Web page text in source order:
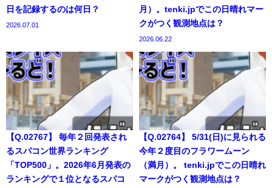
日を記録するのは何日？
2026.07.01
月）。tenki.jpでこの日晴れマー
クがつく観測地点は？
2026.06.22
【Q.02767】 毎年２回発表され
るスパコン世界ランキング
「TOP500」。2026年6月発表の
ランキングで１位となるスパコ
【Q.02764】 5/31(日)に見られる
今年２度目のフラワームーン
（満月）。 tenki.jpでこの日晴れ
マークがつく観測地点は？